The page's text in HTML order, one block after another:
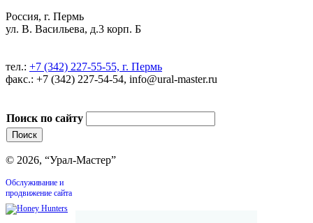
Россия, г. Пермь
ул. В. Васильева, д.3 корп. Б
тел.: +7 (342) 227-55-55, г. Пермь
факс.: +7 (342) 227-54-54, info@ural-master.ru
Поиск по сайту
© 2026, “Урал-Мастер”
Обслуживание и
продвижение сайта